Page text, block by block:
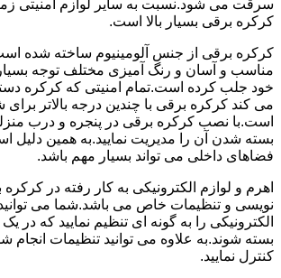
سرقت می شود.نسبت به سایر لوازم امنیتی
کرکره برقی بسیار بالا است.
کرکره برقی از جنس آلومینیوم ساخته شده
مناسب و آسان و رنگ آمیزی مختلف توجه
خود جلب کرده است.تمام امنیتی که کرکره
می کند کرکره برقی با چندین درجه بالاتر برای
است.با نصب کرکره برقی در پنجره و درب
بسته شدن آن را مدیریت نمایید.به همین دلیل
فضاهای داخلی می تواند بسیار مهم باشد.
اهرم و لوازم الکترونیکی به کار رفته در کرکره
نویسی و تنظیمات خاص می باشد.شما می
الکترونیکی را به گونه ای تنظیم نمایید که در
بسته شوند.به علاوه می توانید تنظیمات انجام
کنترل نمایید.